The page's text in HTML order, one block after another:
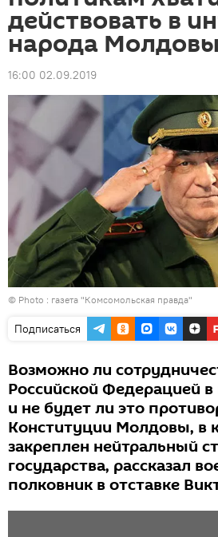
действовать в
народа Молдовы
16:00 02.09.2019
© Photo : газета "Комсомольская правда"
Подписаться
Возможно ли
Российской Федерацией
и не будет ли это
Конституции Молдовы, в
закреплен нейтральный
государства, рассказал
полковник в отставке